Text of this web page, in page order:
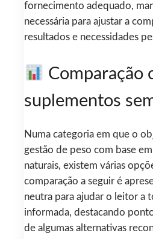
fornecimento adequado,
necessária para ajustar a
resultados e necessidades
Comparação
suplementos
Numa categoria em que o
gestão de peso com base
naturais, existem várias
comparação a seguir é
neutra para ajudar o leitor a
informada, destacando
de algumas alternativas